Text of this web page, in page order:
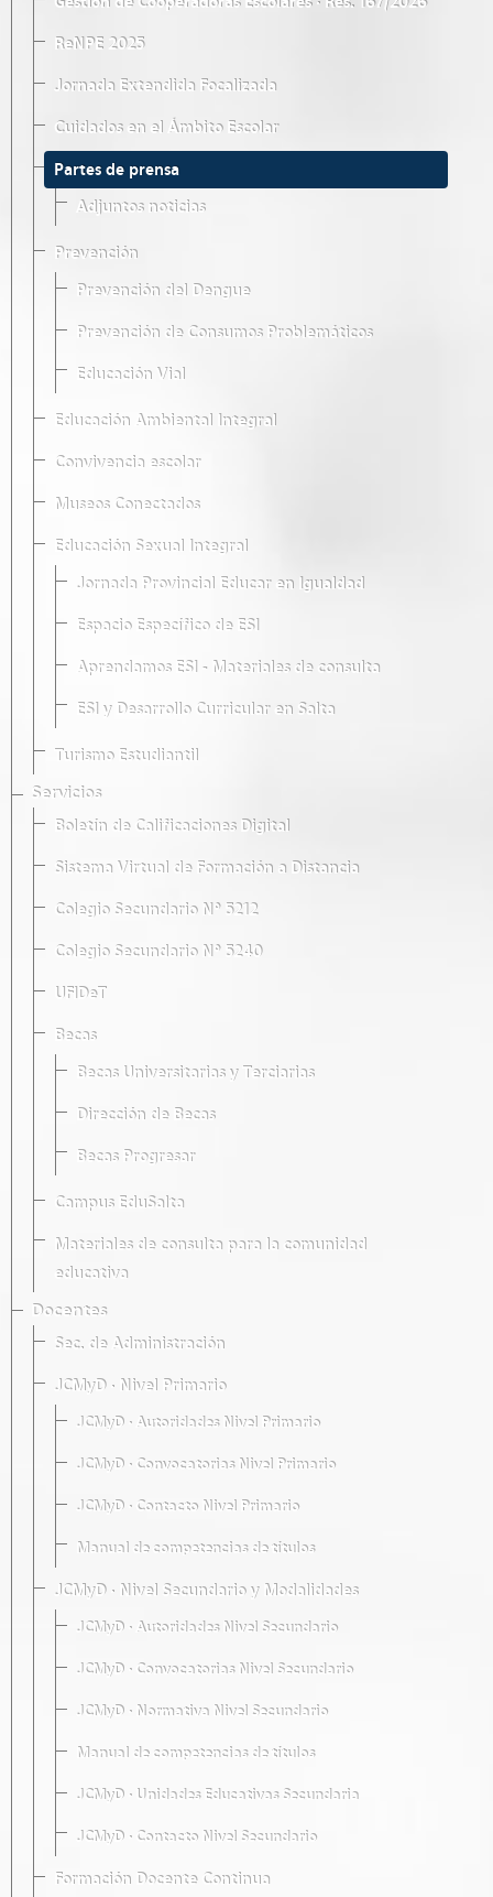
ReNPE 2025
Jornada Extendida Focalizada
Cuidados en el Ámbito Escolar
Partes de prensa
Adjuntos noticias
Prevención
Prevención del Dengue
Prevención de Consumos Problemáticos
Educación Vial
Educación Ambiental Integral
Convivencia escolar
Museos Conectados
Educación Sexual Integral
Jornada Provincial Educar en Igualdad
Espacio Específico de ESI
Aprendamos ESI - Materiales de consulta
ESI y Desarrollo Curricular en Salta
Turismo Estudiantil
Servicios
Boletín de Calificaciones Digital
Sistema Virtual de Formación a Distancia
Colegio Secundario Nº 5212
Colegio Secundario Nº 5240
UFIDeT
Becas
Becas Universitarias y Terciarias
Dirección de Becas
Becas Progresar
Campus EduSalta
Materiales de consulta para la comunidad
educativa
Docentes
Sec. de Administración
JCMyD · Nivel Primario
JCMyD · Autoridades Nivel Primario
JCMyD · Convocatorias Nivel Primario
JCMyD · Contacto Nivel Primario
Manual de competencias de títulos
JCMyD · Nivel Secundario y Modalidades
JCMyD · Autoridades Nivel Secundario
JCMyD · Convocatorias Nivel Secundario
JCMyD · Normativa Nivel Secundario
Manual de competencias de títulos
JCMyD · Unidades Educativas Secundaria
JCMyD · Contacto Nivel Secundario
Formación Docente Continua